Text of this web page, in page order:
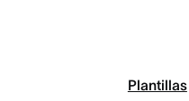
Plantillas